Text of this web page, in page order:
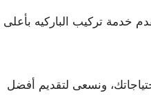
خدمة تركيب الباركيه بأعلى
ونسعى لتقديم أفضل